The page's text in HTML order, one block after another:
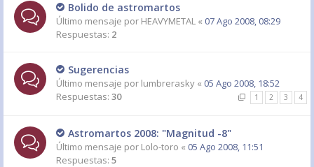
Bolido de astromartos
Último mensaje por HEAVYMETAL « 07 Ago 2008, 08:29
Respuestas: 2
Sugerencias
Último mensaje por lumbrerasky « 05 Ago 2008, 18:52
Respuestas: 30 1 2 3 4
Astromartos 2008: "Magnitud -8"
Último mensaje por Lolo-toro « 05 Ago 2008, 11:51
Respuestas: 5